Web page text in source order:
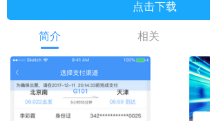
点击下载
简介 相关